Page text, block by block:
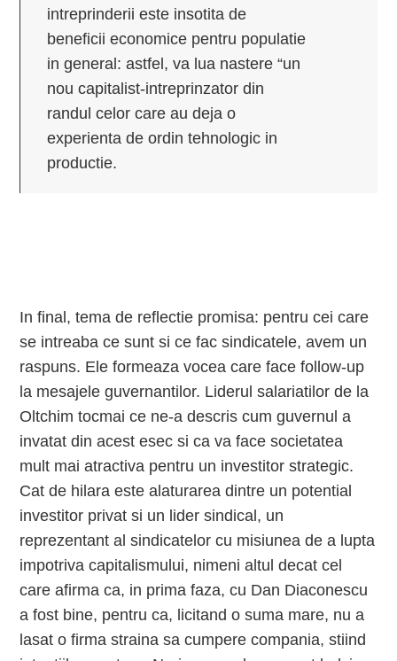
intreprinderii este insotita de
beneficii economice pentru populatie
in general: astfel, va lua nastere “un
nou capitalist-intreprinzator din
randul celor care au deja o
experienta de ordin tehnologic in
productie.
In final, tema de reflectie promisa: pentru cei care
se intreaba ce sunt si ce fac sindicatele, avem un
raspuns. Ele formeaza vocea care face follow-up
la mesajele guvernantilor. Liderul salariatilor de la
Oltchim tocmai ce ne-a descris cum guvernul a
invatat din acest esec si ca va face societatea
mult mai atractiva pentru un investitor strategic.
Cat de hilara este alaturarea dintre un potential
investitor privat si un lider sindical, un
reprezentant al sindicatelor cu misiunea de a lupta
impotriva capitalismului, nimeni altul decat cel
care afirma ca, in prima faza, cu Dan Diaconescu
a fost bine, pentru ca, licitand o suma mare, nu a
lasat o firma straina sa cumpere compania, stiind